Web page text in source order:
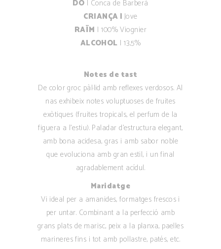
DO | Conca de Barberà
CRIANÇA | Jove
RAÏM |100% Viognier
ALCOHOL | 13,5%
Notes de tast
De color groc pàl·lid amb reflexes verdosos. Al
nas exhibeix notes voluptuoses de fruites
exòtiques (fruites tropicals, el perfum de la
figuera a l’estiu). Paladar d’estructura elegant,
amb bona acidesa, gras i amb sabor noble
que evoluciona amb gran estil, i un final
agradablement acídul.
Maridatge
Vi ideal per a amanides, formatges frescos i
per untar. Combinant a la perfecció amb
grans plats de marisc, peix a la planxa, paelles
marineres fins i tot amb pollastre, patés, etc.